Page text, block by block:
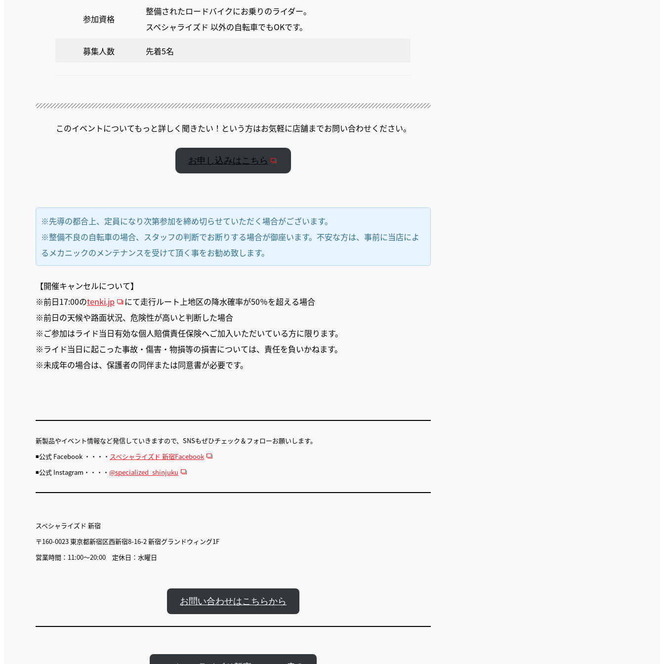
参加資格
整備されたロードバイクにお乗りのライダー。
スペシャライズド 以外の自転車でもOKです。
募集人数 先着5名
このイベントについてもっと詳しく聞きたい！という方はお気軽に店舗までお問い合わせください。
お申し込みはこちら
※先導の都合上、定員になり次第参加を締め切らせていただく場合がございます。
※整備不良の自転車の場合、スタッフの判断でお断りする場合が御座います。不安な方は、事前に当店によ
るメカニックのメンテナンスを受けて頂く事をお勧め致します。
【開催キャンセルについて】
※前日17:00のtenki.jp
にて走行ルート上地区の降水確率が50％を超える場合
※前日の天候や路面状況、危険性が高いと判断した場合
※ご参加はライド当日有効な個人賠償責任保険へご加入いただいている方に限ります。
※ライド当日に起こった事故・傷害・物損等の損害については、責任を負いかねます。
※未成年の場合は、保護者の同伴または同意書が必要です。
新製品やイベント情報など発信していきますので、SNSもぜひチェック＆フォローお願いします。
◾️公式 Facebook ・・・・ スペシャライズド 新宿Facebook
◾️公式 Instagram・・・・ @specialized_shinjuku
スペシャライズド 新宿
〒160-0023 東京都新宿区西新宿8-16-2 新宿グランドウィング1F
営業時間：11:00〜20:00 定休日：水曜日
お問い合わせはこちらから